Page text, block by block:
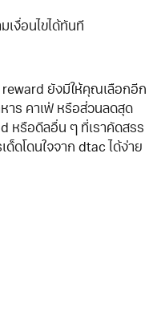
เงื่อนไขได้ทันที
reward ยังมีให้คุณเลือกอีก
หาร คาเฟ่ หรือส่วนลดสุด
หรือดีลอื่น ๆ ที่เราคัดสรร
ด็ดโดนใจจาก dtac ได้ง่าย